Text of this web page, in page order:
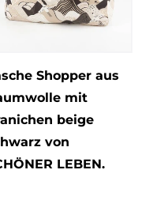
Shopper aus
mit
beige
von
LEBEN.